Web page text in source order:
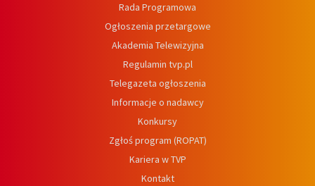
Rada Programowa
Ogłoszenia przetargowe
Akademia Telewizyjna
Regulamin tvp.pl
Telegazeta ogłoszenia
Informacje o nadawcy
Konkursy
Zgłoś program (ROPAT)
Kariera w TVP
Kontakt